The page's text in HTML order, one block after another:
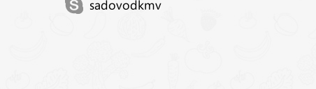
sadovodkmv